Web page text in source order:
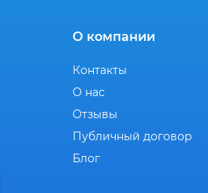
О компании
Контакты
О нас
Отзывы
Публичный договор
Блог